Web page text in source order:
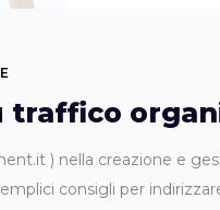
traffico
) nella creazione e
consigli per